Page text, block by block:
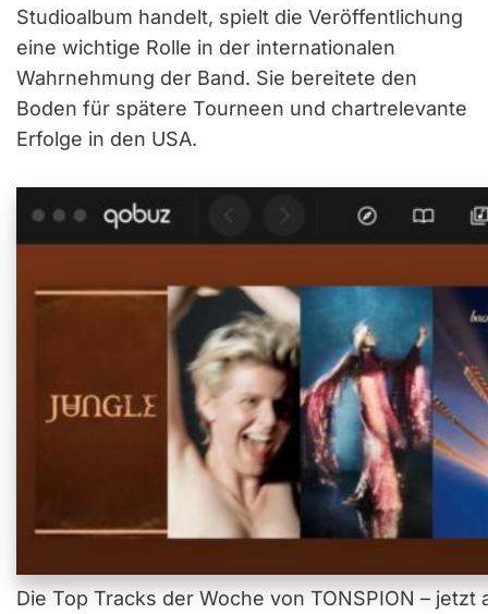
Studioalbum handelt, spielt die Veröffentlichung
eine wichtige Rolle in der internationalen
Wahrnehmung der Band. Sie bereitete den
Boden für spätere Tourneen und chartrelevante
Erfolge in den USA.
Die Top Tracks der Woche von TONSPION –